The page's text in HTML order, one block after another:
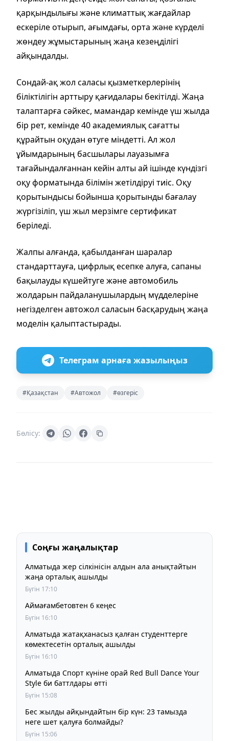
қарқындылығы және климаттық жағдайлар
ескеріле отырып, ағымдағы, орта және күрделі
жөндеу жұмыстарының жаңа кезеңділігі
айқындалды.
Сондай-ақ жол саласы қызметкерлерінің
біліктілігін арттыру қағидалары бекітілді. Жаңа
талаптарға сәйкес, мамандар кемінде үш жылда
бір рет, кемінде 40 академиялық сағатты
құрайтын оқудан өтуге міндетті. Ал жол
ұйымдарының басшылары лауазымға
тағайындалғаннан кейін алты ай ішінде күндізгі
оқу форматында білімін жетілдіруі тиіс. Оқу
қорытындысы бойынша қорытынды бағалау
жүргізіліп, үш жыл мерзімге сертификат
беріледі.
Жалпы алғанда, қабылданған шаралар
стандарттауға, цифрлық есепке алуға, сапаны
бақылауды күшейтуге және автомобиль
жолдарын пайдаланушылардың мүдделеріне
негізделген автожол саласын басқарудың жаңа
моделін қалыптастырады.
Телеграм арнаға жазылыңыз
#Қазақстан #Автожол #өзгеріс
Бөлісу:
Соңғы жаңалықтар
Алматыда жер сілкінісін алдын ала анықтайтын
жаңа орталық ашылды
Бүгін 17:10
Аймағамбетовтен 6 кеңес
Бүгін 16:10
Алматыда жатақханасыз қалған студенттерге
көмектесетін орталық ашылды
Бүгін 16:10
Алматыда Спорт күніне орай Red Bull Dance Your
Style би баттлдары өтті
Бүгін 15:08
Бес жылды айқындайтын бір күн: 23 тамызда
неге шет қалуға болмайды?
Бүгін 15:06